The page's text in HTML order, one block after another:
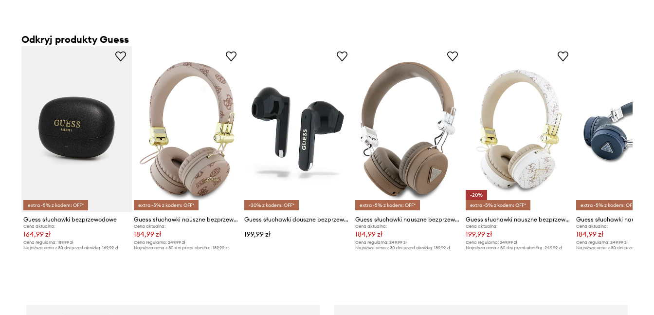
Odkryj produkty Guess
extra -5% z kodem: OFF*
Guess słuchawki bezprzewodowe
Cena aktualna:
164,99 zł
Cena regularna: 189,99 zł
Najniższa cena z 30 dni przed obniżką: 169,99 zł
extra -5% z kodem: OFF*
Guess słuchawki nauszne bezprzewodowe Peony Script Round Shape
Cena aktualna:
184,99 zł
Cena regularna:249,99 zł
Najniższa cena z 30 dni przed obniżką:189,99 zł
-30% z kodem: OFF*
Guess słuchawki douszne bezprzewodowe Elongated Metalic Printed Logo
199,99 zł
extra -5% z kodem: OFF*
Guess słuchawki nauszne bezprzewodowe Grained Classic Round Shape
Cena aktualna:
184,99 zł
Cena regularna: 249,99 zł
Najniższa cena z 30 dni przed obniżką: 189,99 zł
-20%
extra -5% z kodem: OFF*
Guess słuchawki nauszne bezprzewodowe Triangle Round Shape
Cena aktualna:
199,99 zł
Cena regularna:249,99 zł
Najniższa cena z 30 dni przed obniżką:249,99 zł
extra -5% z kodem: OFF*
Cena aktualna:
184,99 zł
Cena regularna: 249,99 zł
Najniższa cena z 30 dni przed obniżką: